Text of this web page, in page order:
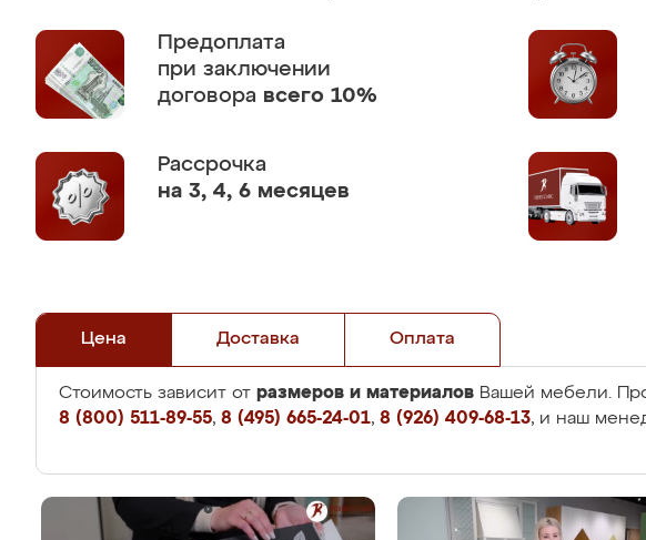
Предоплата
при заключении
договора всего 10%
Рассрочка
на 3, 4, 6 месяцев
Цена Доставка Оплата
Стоимость зависит от размеров и материалов Вашей мебели.
8 (800) 511-89-55, 8 (495) 665-24-01, 8 (926) 409-68-13, и наш